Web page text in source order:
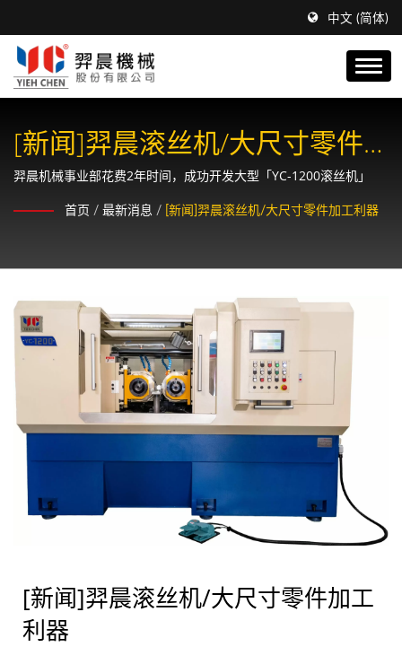
中文 (简体)
[新闻]羿晨滚丝机/大尺寸零件
加工利器
羿晨机械事业部花费2年时间，成功开发大型「YC-1200滚丝机」
首页 / 最新消息 / [新闻]羿晨滚丝机/大尺寸零件加工利器
[新闻]羿晨滚丝机/大尺寸零件加工
利器